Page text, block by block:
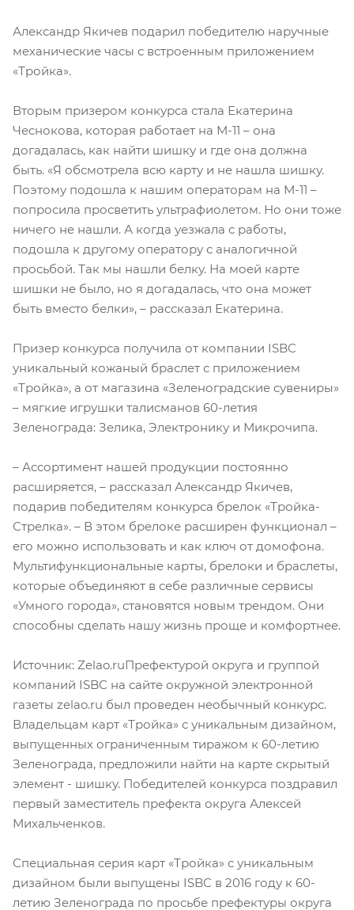
Александр Якичев подарил победителю наручные
механические часы с встроенным приложением
«Тройка».
Вторым призером конкурса стала Екатерина
Чеснокова, которая работает на М-11 – она
догадалась, как найти шишку и где она должна
быть. «Я обсмотрела всю карту и не нашла шишку.
Поэтому подошла к нашим операторам на М-11 –
попросила просветить ультрафиолетом. Но они тоже
ничего не нашли. А когда уезжала с работы,
подошла к другому оператору с аналогичной
просьбой. Так мы нашли белку. На моей карте
шишки не было, но я догадалась, что она может
быть вместо белки», – рассказал Екатерина.
Призер конкурса получила от компании ISBC
уникальный кожаный браслет с приложением
«Тройка», а от магазина «Зеленоградские сувениры»
– мягкие игрушки талисманов 60-летия
Зеленограда: Зелика, Электронику и Микрочипа.
– Ассортимент нашей продукции постоянно
расширяется, – рассказал Александр Якичев,
подарив победителям конкурса брелок «Тройка-
Стрелка». – В этом брелоке расширен функционал –
его можно использовать и как ключ от домофона.
Мультифункциональные карты, брелоки и браслеты,
которые объединяют в себе различные сервисы
«Умного города», становятся новым трендом. Они
способны сделать нашу жизнь проще и комфортнее.
Источник: Zelao.ruПрефектурой округа и группой
компаний ISBC на сайте окружной электронной
газеты zelao.ru был проведен необычный конкурс.
Владельцам карт «Тройка» с уникальным дизайном,
выпущенных ограниченным тиражом к 60-летию
Зеленограда, предложили найти на карте скрытый
элемент - шишку. Победителей конкурса поздравил
первый заместитель префекта округа Алексей
Михальченков.
Специальная серия карт «Тройка» с уникальным
дизайном были выпущены ISBC в 2016 году к 60-
летию Зеленограда по просьбе префектуры округа